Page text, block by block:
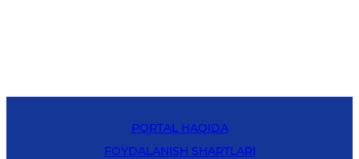
PORTAL HAQIDA
FOYDALANISH SHARTLARI